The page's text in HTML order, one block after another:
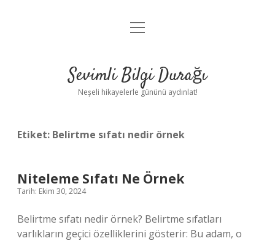
Anasayfa
Yasal Uyarı
menüyü
Sevimli Bilgi Durağı
Neşeli hikayelerle gününü aydınlat!
Etiket: Belirtme sıfatı nedir örnek
Niteleme Sıfatı Ne Örnek
Tarih: Ekim 30, 2024
Belirtme sıfatı nedir örnek? Belirtme sıfatları
varlıkların geçici özelliklerini gösterir: Bu adam, o